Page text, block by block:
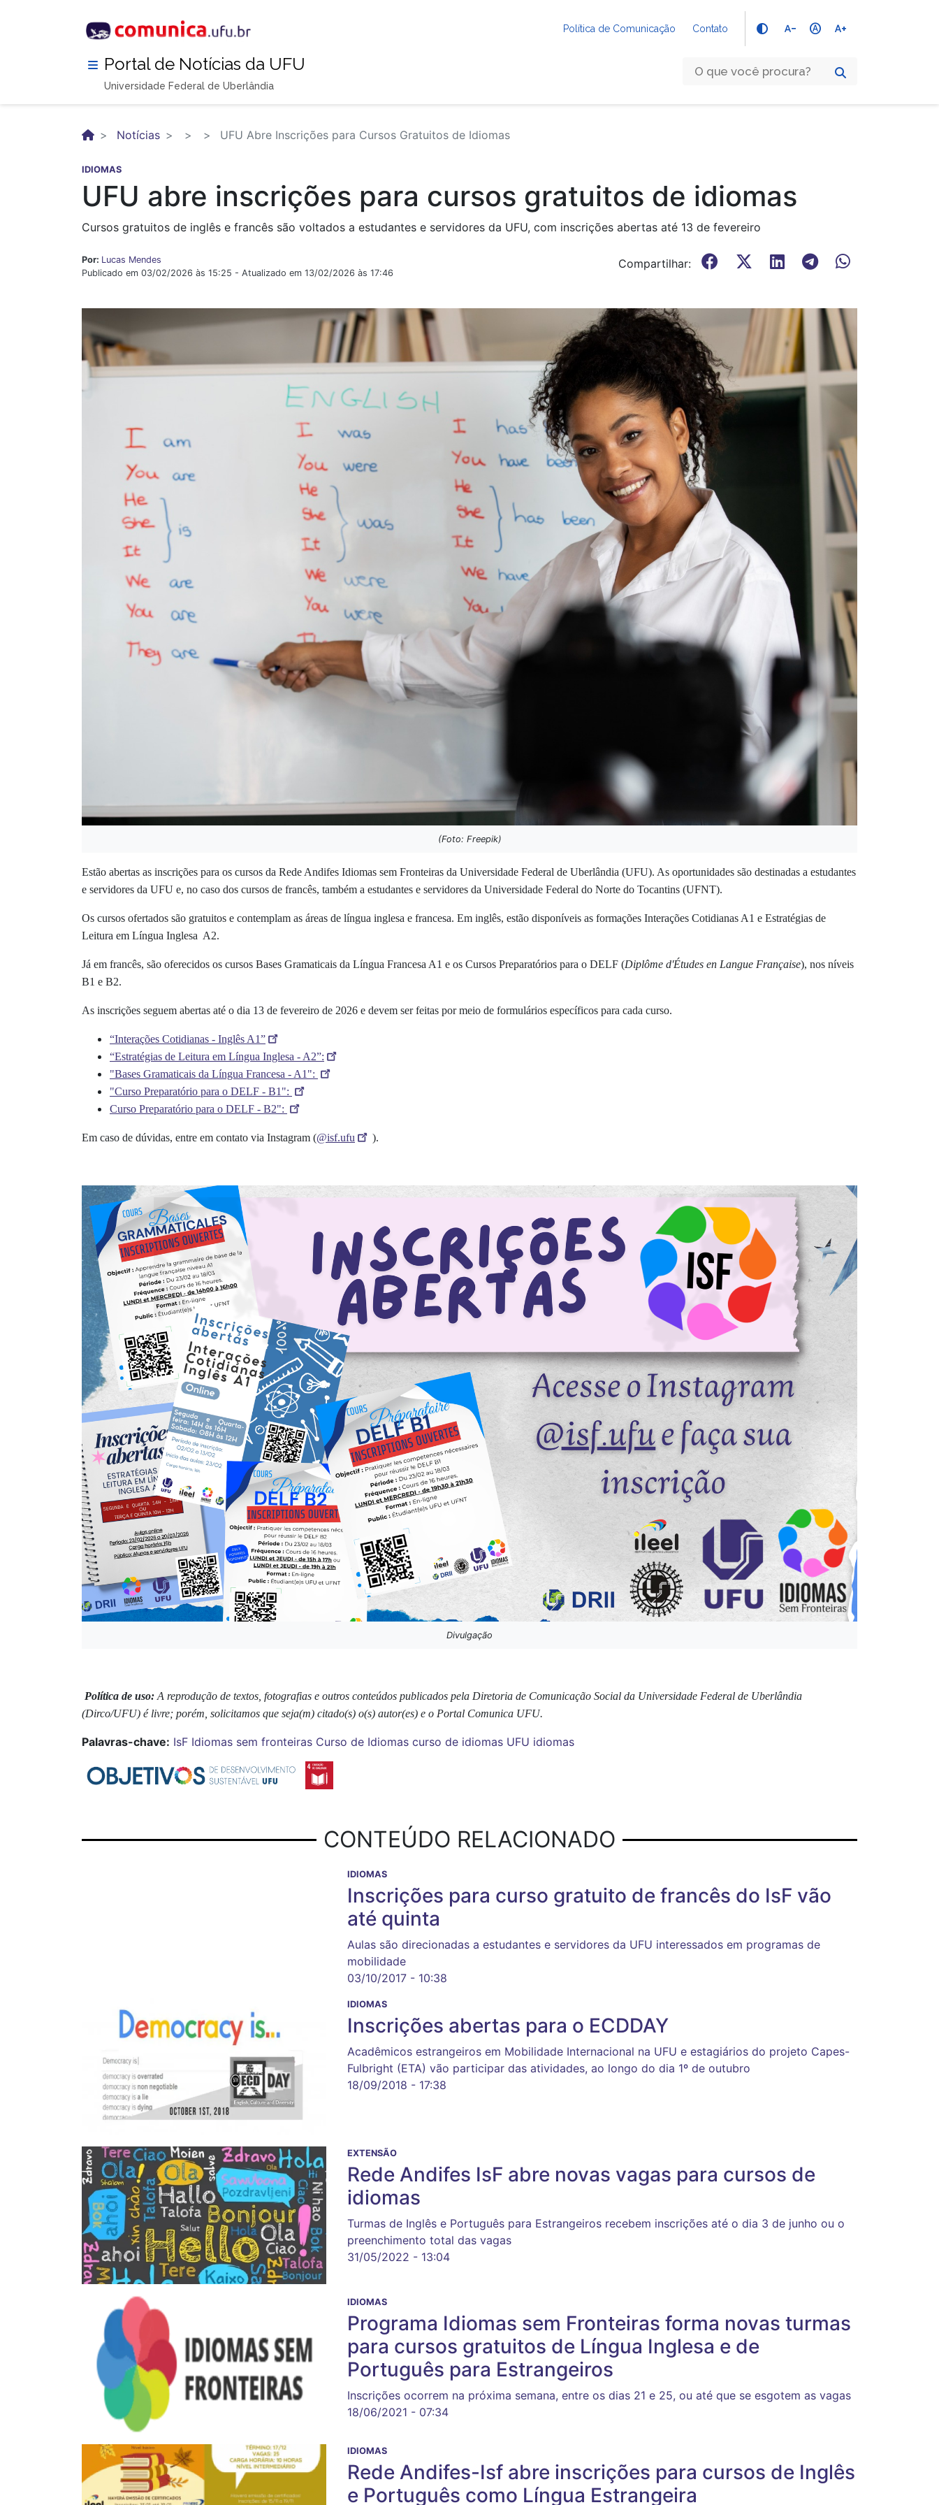
Política de Comunicação Contato text_decrease hdr_auto text_increase
Portal de Notícias da UFU
Universidade Federal de Uberlândia
Notícias UFU Abre Inscrições para Cursos Gratuitos de Idiomas
IDIOMAS
UFU abre inscrições para cursos gratuitos de idiomas
Cursos gratuitos de inglês e francês são voltados a estudantes e servidores da UFU, com inscrições abertas até 13 de fevereiro
Por: Lucas Mendes
Publicado em 03/02/2026 às 15:25 - Atualizado em 13/02/2026 às 17:46
Compartilhar:
(Foto: Freepik)
Estão abertas as inscrições para os cursos da Rede Andifes Idiomas sem Fronteiras da Universidade Federal de Uberlândia (UFU). As oportunidades são destinadas a estudantes
e servidores da UFU e, no caso dos cursos de francês, também a estudantes e servidores da Universidade Federal do Norte do Tocantins (UFNT).
Os cursos ofertados são gratuitos e contemplam as áreas de língua inglesa e francesa. Em inglês, estão disponíveis as formações Interações Cotidianas A1 e Estratégias de
Leitura em Língua Inglesa A2.
Já em francês, são oferecidos os cursos Bases Gramaticais da Língua Francesa A1 e os Cursos Preparatórios para o DELF (Diplôme d'Études en Langue Française), nos níveis
B1 e B2.
As inscrições seguem abertas até o dia 13 de fevereiro de 2026 e devem ser feitas por meio de formulários específicos para cada curso.
“Interações Cotidianas - Inglês A1”
“Estratégias de Leitura em Língua Inglesa - A2”:
"Bases Gramaticais da Língua Francesa - A1":
"Curso Preparatório para o DELF - B1":
Curso Preparatório para o DELF - B2":
Em caso de dúvidas, entre em contato via Instagram (@isf.ufu ).
Divulgação
Política de uso: A reprodução de textos, fotografias e outros conteúdos publicados pela Diretoria de Comunicação Social da Universidade Federal de Uberlândia
(Dirco/UFU) é livre; porém, solicitamos que seja(m) citado(s) o(s) autor(es) e o Portal Comunica UFU.
Palavras-chave: IsF Idiomas sem fronteiras Curso de Idiomas curso de idiomas UFU idiomas
CONTEÚDO RELACIONADO
IDIOMAS
Inscrições para curso gratuito de francês do IsF vão
até quinta
Aulas são direcionadas a estudantes e servidores da UFU interessados em programas de
mobilidade
03/10/2017 - 10:38
IDIOMAS
Inscrições abertas para o ECDDAY
Acadêmicos estrangeiros em Mobilidade Internacional na UFU e estagiários do projeto Capes-
Fulbright (ETA) vão participar das atividades, ao longo do dia 1º de outubro
18/09/2018 - 17:38
EXTENSÃO
Rede Andifes IsF abre novas vagas para cursos de
idiomas
Turmas de Inglês e Português para Estrangeiros recebem inscrições até o dia 3 de junho ou o
preenchimento total das vagas
31/05/2022 - 13:04
IDIOMAS
Programa Idiomas sem Fronteiras forma novas turmas
para cursos gratuitos de Língua Inglesa e de
Português para Estrangeiros
Inscrições ocorrem na próxima semana, entre os dias 21 e 25, ou até que se esgotem as vagas
18/06/2021 - 07:34
IDIOMAS
Rede Andifes-Isf abre inscrições para cursos de Inglês
e Português como Língua Estrangeira